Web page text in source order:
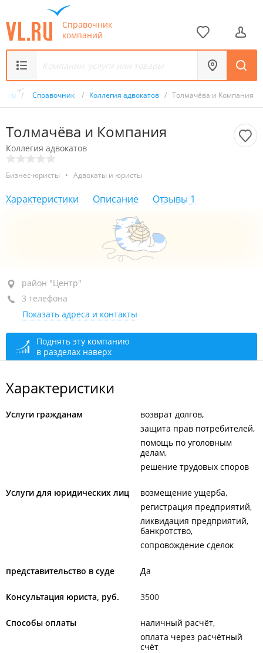
Справочник
компаний
VL.ru / Справочник / Коллегия адвокатов / Толмачёва и Компания
Толмачёва и Компания
Коллегия адвокатов
Бизнес-юристы • Адвокаты и юристы
Характеристики Описание Отзывы 1
район "Центр", ул. Суханова, 6Б
1-й этаж, оф. 1
+7 (423) 243-30-43
+7 (423) 240-34-29факс
+7 (423) 240-47-47
район "Центр"
3 телефона
Показать адреса и контакты
Поднять эту компанию
в разделах наверх
Характеристики
Услуги гражданам
возврат долгов
защита прав потребителей
помощь по уголовным
делам
решение трудовых споров
Услуги для юридических лиц
возмещение ущерба
регистрация предприятий
ликвидация предприятий,
банкротство
сопровождение сделок
представительство в суде Да
Консультация юриста, руб. 3500
Способы оплаты
наличный расчёт
оплата через расчётный
счёт